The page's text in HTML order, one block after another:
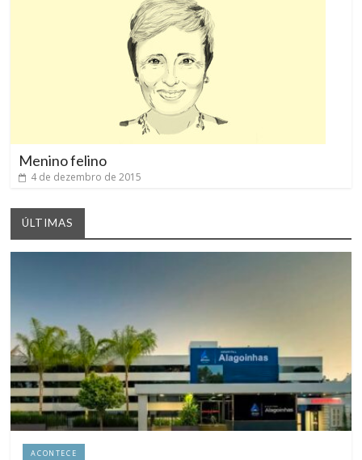
Menino felino
4 de dezembro de 2015
ÚLTIMAS
ACONTECE